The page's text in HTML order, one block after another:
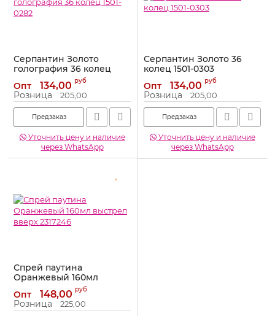
Серпантин Золото
голография 36 колец
Артикул: 1501-0282
Опт 134,00 руб
Розница 205,00
Предзаказ
Уточнить цену и наличие
через WhatsApp
Серпантин Золото 36
колец 1501-0303
Артикул: 1501-0303
Опт 134,00 руб
Розница 205,00
Предзаказ
Уточнить цену и наличие
через WhatsApp
Спрей паутина
Оранжевый 160мл
выстрел вверх 2317246
Артикул: 2317246
Опт 148,00 руб
Розница 225,00